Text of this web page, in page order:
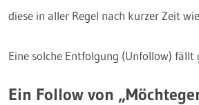
diese in aller Regel nach kurzer Zeit
Eine solche Entfolgung (Unfollow)
Ein Follow von